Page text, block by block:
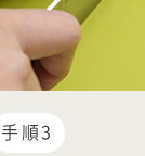
手順3